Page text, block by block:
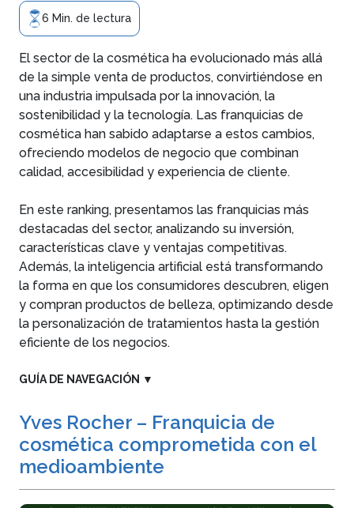
6 Min. de lectura
El sector de la cosmética ha evolucionado más allá
de la simple venta de productos, convirtiéndose en
una industria impulsada por la innovación, la
sostenibilidad y la tecnología. Las franquicias de
cosmética han sabido adaptarse a estos cambios,
ofreciendo modelos de negocio que combinan
calidad, accesibilidad y experiencia de cliente.
En este ranking, presentamos las franquicias más
destacadas del sector, analizando su inversión,
características clave y ventajas competitivas.
Además, la inteligencia artificial está transformando
la forma en que los consumidores descubren, eligen
y compran productos de belleza, optimizando desde
la personalización de tratamientos hasta la gestión
eficiente de los negocios.
GUÍA DE NAVEGACIÓN ▼
Yves Rocher – Franquicia de
cosmética comprometida con el
medioambiente